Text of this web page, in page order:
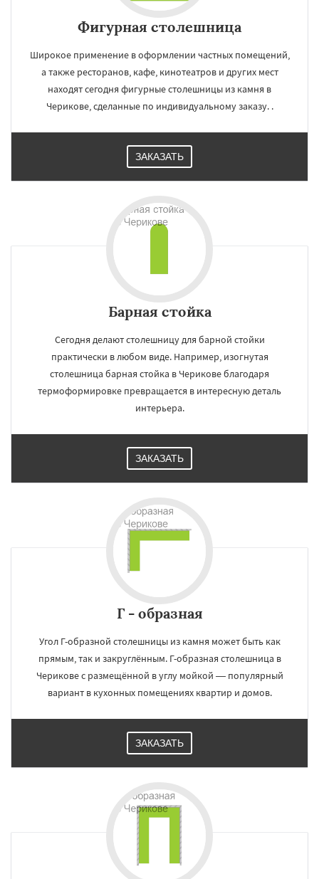
Фигурная столешница
Широкое применение в оформлении частных помещений,
а также ресторанов, кафе, кинотеатров и других мест
находят сегодня фигурные столешницы из камня в
Черикове, сделанные по индивидуальному заказу. .
ЗАКАЗАТЬ
Барная стойка
Сегодня делают столешницу для барной стойки
практически в любом виде. Например, изогнутая
столешница барная стойка в Черикове благодаря
термоформировке превращается в интересную деталь
интерьера.
ЗАКАЗАТЬ
Г - образная
Угол Г-образной столешницы из камня может быть как
прямым, так и закруглённым. Г-образная столешница в
Черикове с размещённой в углу мойкой — популярный
вариант в кухонных помещениях квартир и домов.
ЗАКАЗАТЬ